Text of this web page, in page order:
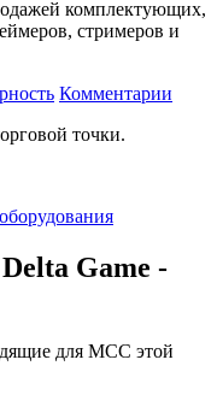
комплектующих,
стримеров и
Комментарии
точки.
Game -
для MCC этой